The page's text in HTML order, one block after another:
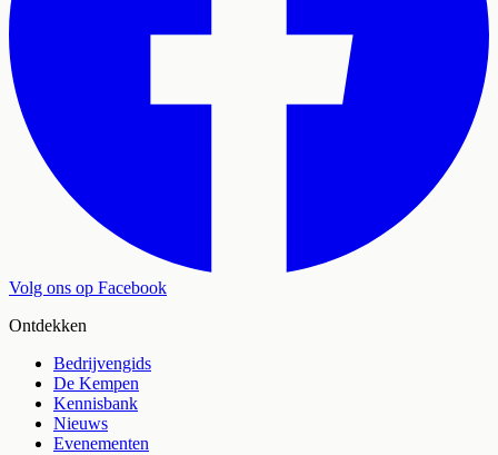
Volg ons op Facebook
Ontdekken
Bedrijvengids
De Kempen
Kennisbank
Nieuws
Evenementen